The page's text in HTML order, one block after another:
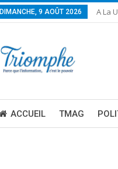
DIMANCHE, 9 AOÛT 2026 A La
ACCUEIL TMAG